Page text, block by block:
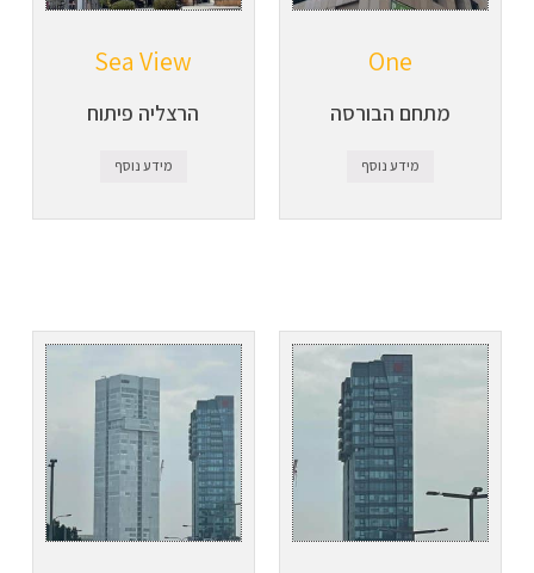
One
מתחם הבורסה
מידע נוסף
Sea View
הרצליה פיתוח
מידע נוסף